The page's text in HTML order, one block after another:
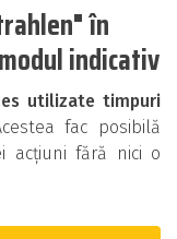
în
indicativ
utilizate timpuri
fac posibilă
acțiuni fără nici o